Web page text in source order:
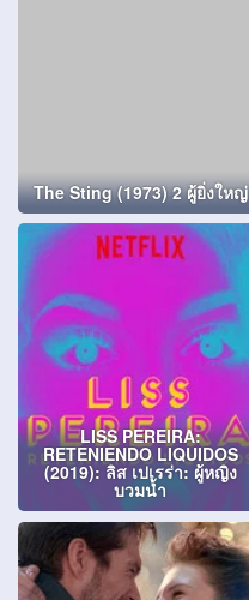
The Sting (1973) 2 ผู้ยิ่งใหญ่
LISS PEREIRA:
RETENIENDO LIQUIDOS
(2019): ลิส เปเรร่า: ผู้หญิง
บวมน้ำ